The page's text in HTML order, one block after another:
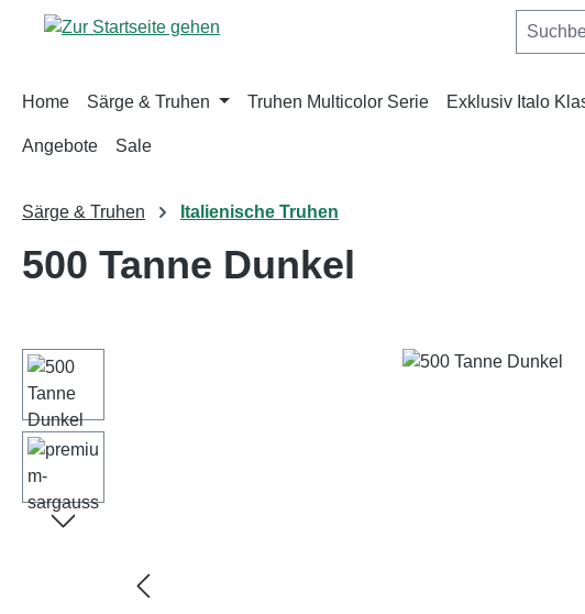
Hauptinhalt springen
Zur Suche springen
Zur Hauptnavigation springen
Home Särge & Truhen Truhen Multicolor Serie Exklusiv Italo
Angebote Sale
Särge & Truhen Italienische Truhen
500 Tanne Dunkel
Bildergalerie überspringen